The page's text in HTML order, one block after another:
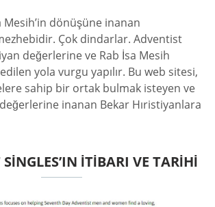
dönüşüne inanan
Çok dindarlar. Adventist
değerlerine ve Rab İsa Mesih
yola vurgu yapılır. Bu web sitesi,
sahip bir ortak bulmak isteyen ve
inanan Bekar Hıristiyanlara
ITIBARI VE TARIHI